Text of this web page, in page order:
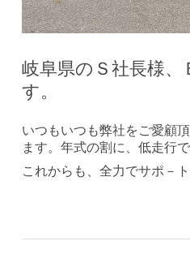
岐阜県のＳ社長様
す。
いつもいつも弊社をご愛顧
ます。年式の割に、低走行
これからも、全力でサポ－